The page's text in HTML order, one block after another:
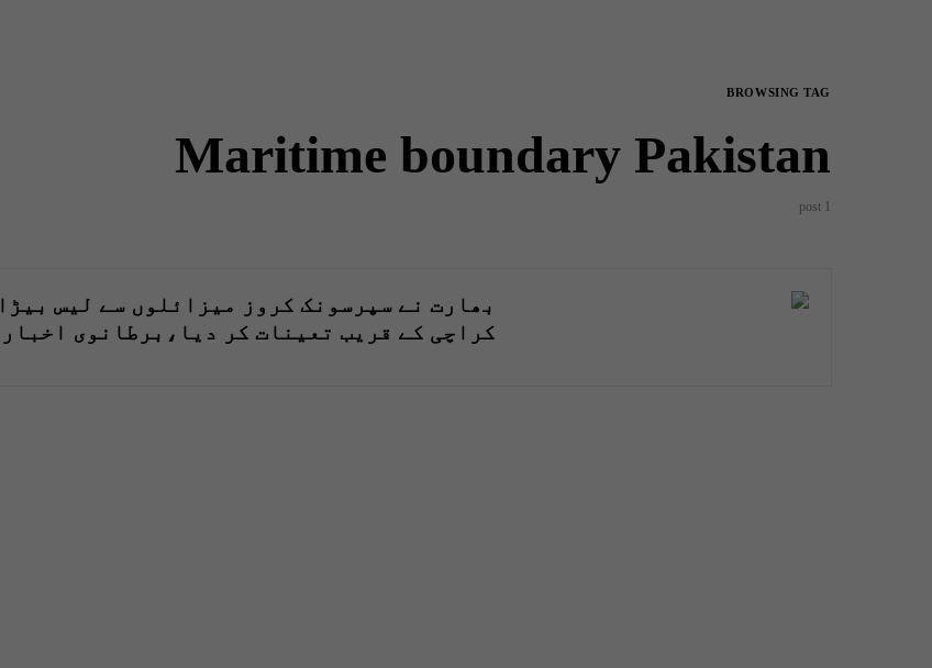
BROWSING TAG
Maritime boundary Pakistan
1 post
بھارت نے سپرسونک کروز میزائلوں سے لیس بیڑا
کراچی کے قریب تعینات کر دیا،برطانوی اخبار